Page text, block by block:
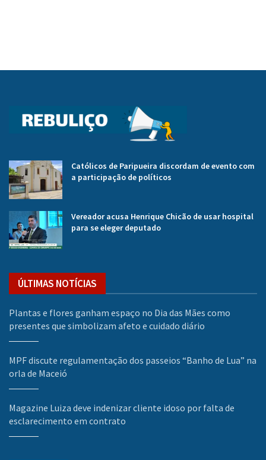
Católicos de Paripueira discordam de evento com
a participação de políticos
Vereador acusa Henrique Chicão de usar hospital
para se eleger deputado
ÚLTIMAS NOTÍCIAS
Plantas e flores ganham espaço no Dia das Mães como
presentes que simbolizam afeto e cuidado diário
MPF discute regulamentação dos passeios “Banho de Lua” na
orla de Maceió
Magazine Luiza deve indenizar cliente idoso por falta de
esclarecimento em contrato